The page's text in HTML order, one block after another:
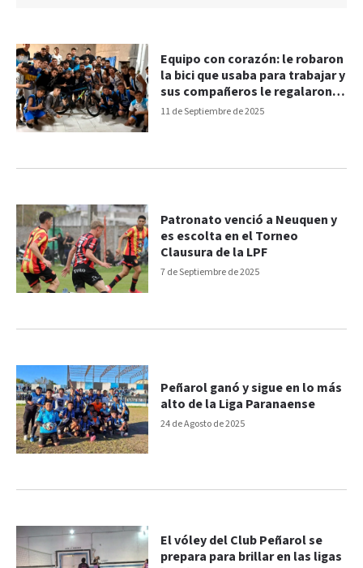
11 de Septiembre de 2025
Equipo con corazón: le robaron
la bici que usaba para trabajar y
sus compañeros le regalaron
otra
7 de Septiembre de 2025
Patronato venció a Neuquen y
es escolta en el Torneo
Clausura de la LPF
24 de Agosto de 2025
Peñarol ganó y sigue en lo más
alto de la Liga Paranaense
El vóley del Club Peñarol se
prepara para brillar en las ligas